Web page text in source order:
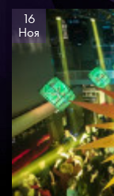
16
Ноя